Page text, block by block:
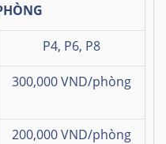
P4, P6, P8
300,000 VND/phòng
200,000 VND/phòng